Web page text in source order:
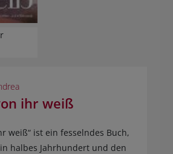
ihr weiß
weiß“ ist ein fesselndes Buch,
halbes Jahrhundert und den